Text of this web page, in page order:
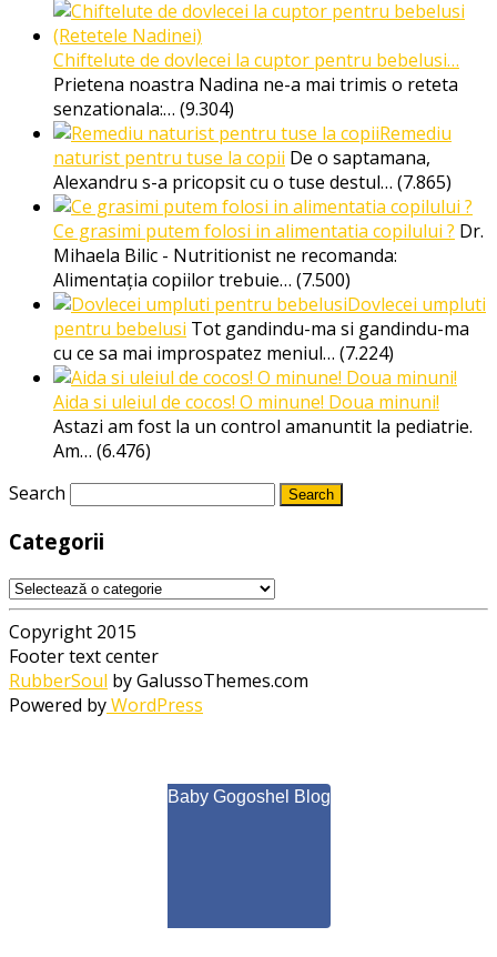
Chiftelute de dovlecei la cuptor pentru bebelusi…
Prietena noastra Nadina ne-a mai trimis o reteta
senzationala:… (9.304)
Remediu
naturist pentru tuse la copii De o saptamana,
Alexandru s-a pricopsit cu o tuse destul… (7.865)
Ce grasimi putem folosi in alimentatia copilului ? Dr.
Mihaela Bilic - Nutritionist ne recomanda:
Alimentația copiilor trebuie… (7.500)
Dovlecei umpluti
pentru bebelusi Tot gandindu-ma si gandindu-ma
cu ce sa mai improspatez meniul… (7.224)
Aida si uleiul de cocos! O minune! Doua minuni!
Astazi am fost la un control amanuntit la pediatrie.
Am… (6.476)
Search
Categorii
Categorii
Copyright 2015
Footer text center
RubberSoul by GalussoThemes.com
Powered byWordPress
Baby Gogoshel Blog